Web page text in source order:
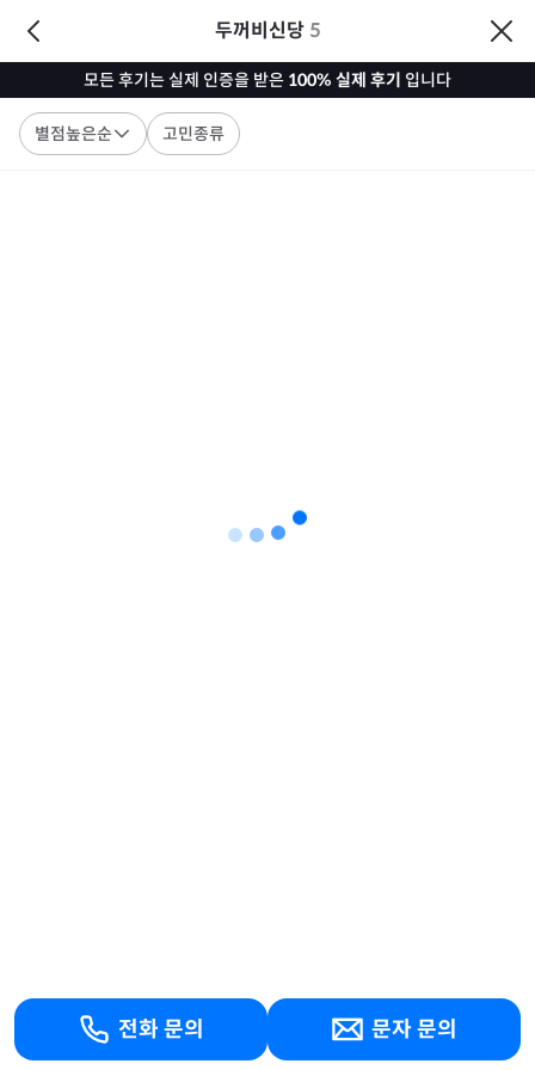
두꺼비신당 5
모든 후기는 실제 인증을 받은 100% 실제 후기 입니다
별점높은순 고민종류
전화 문의 문자 문의